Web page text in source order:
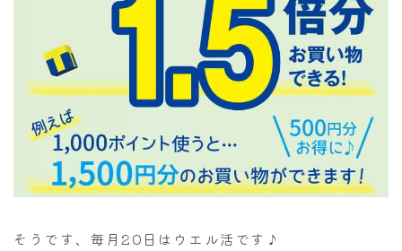
そうです、毎月20日はウエル活です♪